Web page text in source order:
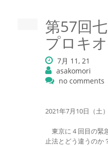
第57回
プロキ
7月 11, 21
asakomori
no comments
2021年7月10日（土）
東京に４回目の緊
止法とどう違うのか